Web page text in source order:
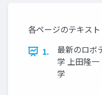
各ページのテキスト
1.
最新のロボ
学 上田隆
学